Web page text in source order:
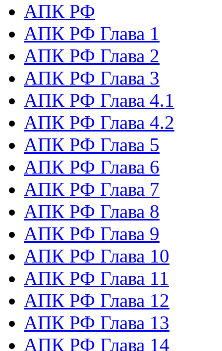
АПК РФ
АПК РФ Глава 1
АПК РФ Глава 2
АПК РФ Глава 3
АПК РФ Глава 4.1
АПК РФ Глава 4.2
АПК РФ Глава 5
АПК РФ Глава 6
АПК РФ Глава 7
АПК РФ Глава 8
АПК РФ Глава 9
АПК РФ Глава 10
АПК РФ Глава 11
АПК РФ Глава 12
АПК РФ Глава 13
АПК РФ Глава 14